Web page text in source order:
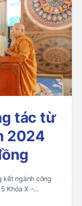
tác từ
2024
kết ngành công
Khóa X –…